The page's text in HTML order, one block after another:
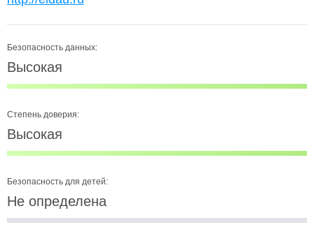
Безопасность данных:
Высокая
Степень доверия:
Высокая
Безопасность для детей:
Не определена